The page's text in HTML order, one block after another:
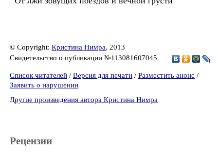
© Copyright: Кристина Нимра, 2013
Свидетельство о публикации №113081607045
Список читателей / Версия для печати / Разместить анонс /
Заявить о нарушении
Другие произведения автора Кристина Нимра
Рецензии